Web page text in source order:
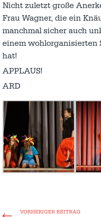
Nicht zuletzt große
Frau Wagner, die ein
manchmal sicher auch
einem wohlorganisierten
hat!
APPLAUS!
ARD
VORHERIGER BEITRAG